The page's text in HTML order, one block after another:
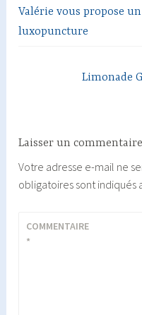
Valérie vous propose
luxopuncture
Limonade
Laisser un commentaire
Votre adresse e-mail ne
obligatoires sont indiqués
COMMENTAIRE
*